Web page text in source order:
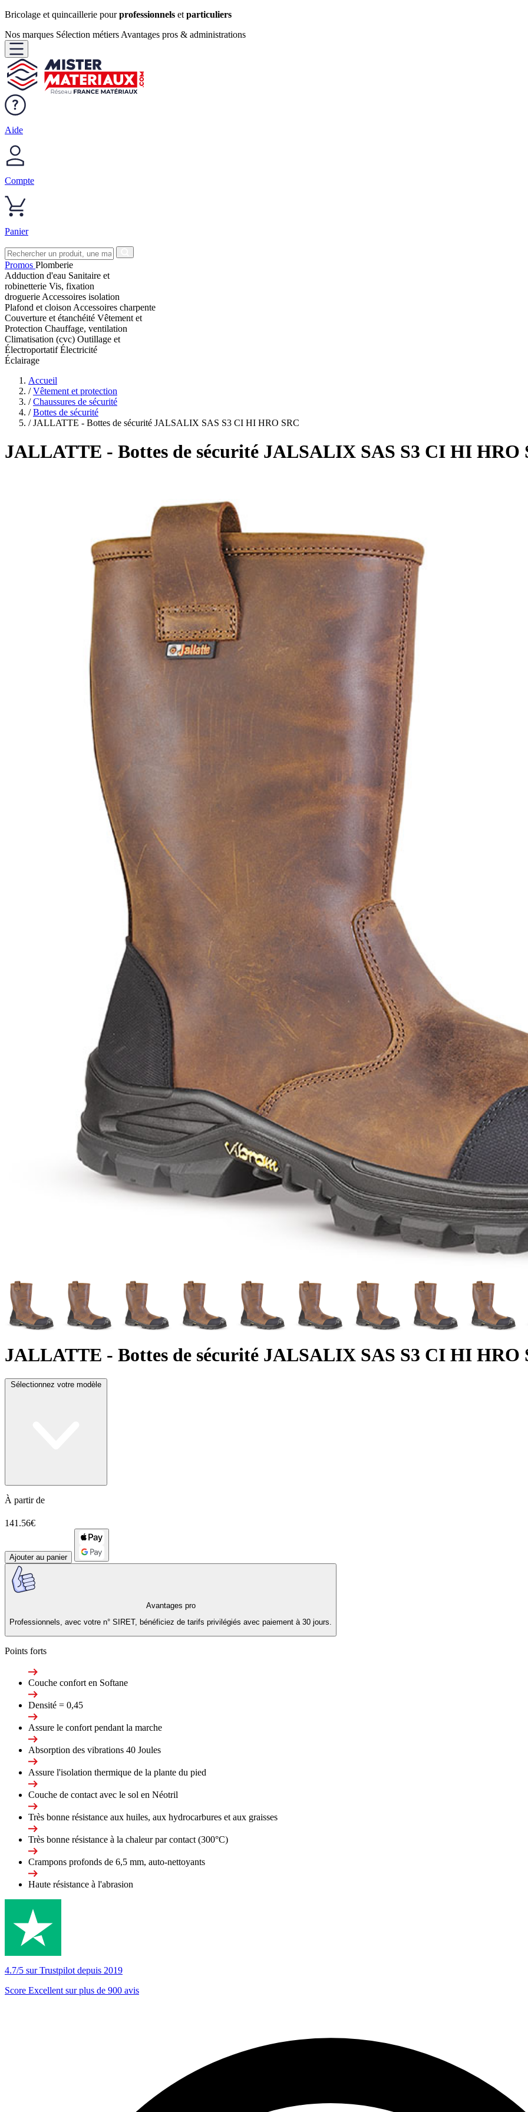
Bricolage et quincaillerie pourprofessionnels et particuliers
Nos marques Sélection métiers Avantages pros & administrations
Aide
Compte
Panier
Promos Plomberie
Adduction d'eau Sanitaire et
robinetterie Vis, fixation
droguerie Accessoires isolation
Plafond et cloison Accessoires charpente
Couverture et étanchéité Vêtement et
Protection Chauffage, ventilation
Climatisation (cvc) Outillage et
ÉlectroportatifÉlectricité
Éclairage
Accueil
/ Vêtement et protection
/ Chaussures de sécurité
/ Bottes de sécurité
/ JALLATTE - Bottes de sécurité JALSALIX SAS S3 CI HI HRO SRC
JALLATTE - Bottes de sécurité JALSALIX SAS S3 CI HI HRO
JALLATTE - Bottes de sécurité JALSALIX SAS S3 CI HI HRO
Sélectionnez votre modèle
À partir de
141.56€
Ajouter au panier
Avantages pro
Professionnels, avec votre n° SIRET, bénéficiez de tarifs privilégiés avec paiement à 30 jours.
Points forts
Couche confort en Softane
Densité = 0,45
Assure le confort pendant la marche
Absorption des vibrations 40 Joules
Assure l'isolation thermique de la plante du pied
Couche de contact avec le sol en Néotril
Très bonne résistance aux huiles, aux hydrocarbures et aux graisses
Très bonne résistance à la chaleur par contact (300°C)
Crampons profonds de 6,5 mm, auto-nettoyants
Haute résistance à l'abrasion
4.7/5 sur Trustpilot depuis 2019
Score Excellent sur plus de 900 avis